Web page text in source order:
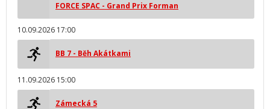
FORCE SPAC - Grand Prix Forman
10.09.2026 17:00
BB 7 - Běh Akátkami
11.09.2026 15:00
Zámecká 5